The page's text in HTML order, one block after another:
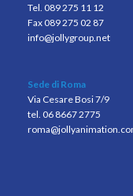
Tel. 089 275 11 12
Fax 089 275 02 87
info@jollygroup.net
Sede di Roma
Via Cesare Bosi 7/9
tel. 06 8667 2775